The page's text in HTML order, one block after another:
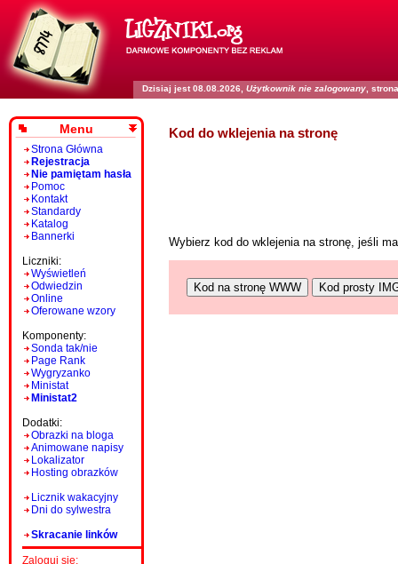
Dzisiaj jest 08.08.2026, Użytkownik nie zalogowany ,
Menu
Strona Główna
Rejestracja
Nie pamiętam hasła
Pomoc
Kontakt
Standardy
Katalog
Bannerki
Liczniki:
Wyświetleń
Odwiedzin
Online
Oferowane wzory
Komponenty:
Sonda tak/nie
Page Rank
Wygryzanko
Ministat
Ministat2
Dodatki:
Obrazki na bloga
Animowane napisy
Lokalizator
Hosting obrazków
Licznik wakacyjny
Dni do sylwestra
Skracanie linków
Zaloguj się:
Kod do wklejenia na stronę
Wybierz kod do wklejenia na stronę, jeśli
Kod na stronę WWW Kod prosty